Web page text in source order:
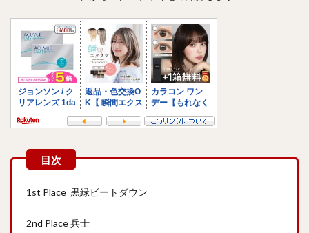
1st Place 黒緑ビートダウン
2nd Place 兵士